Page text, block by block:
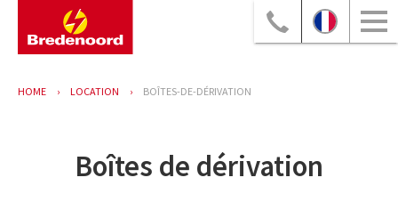
HOME LOCATION BOÎTES-DE-DÉRIVATION
Boîtes de dérivation